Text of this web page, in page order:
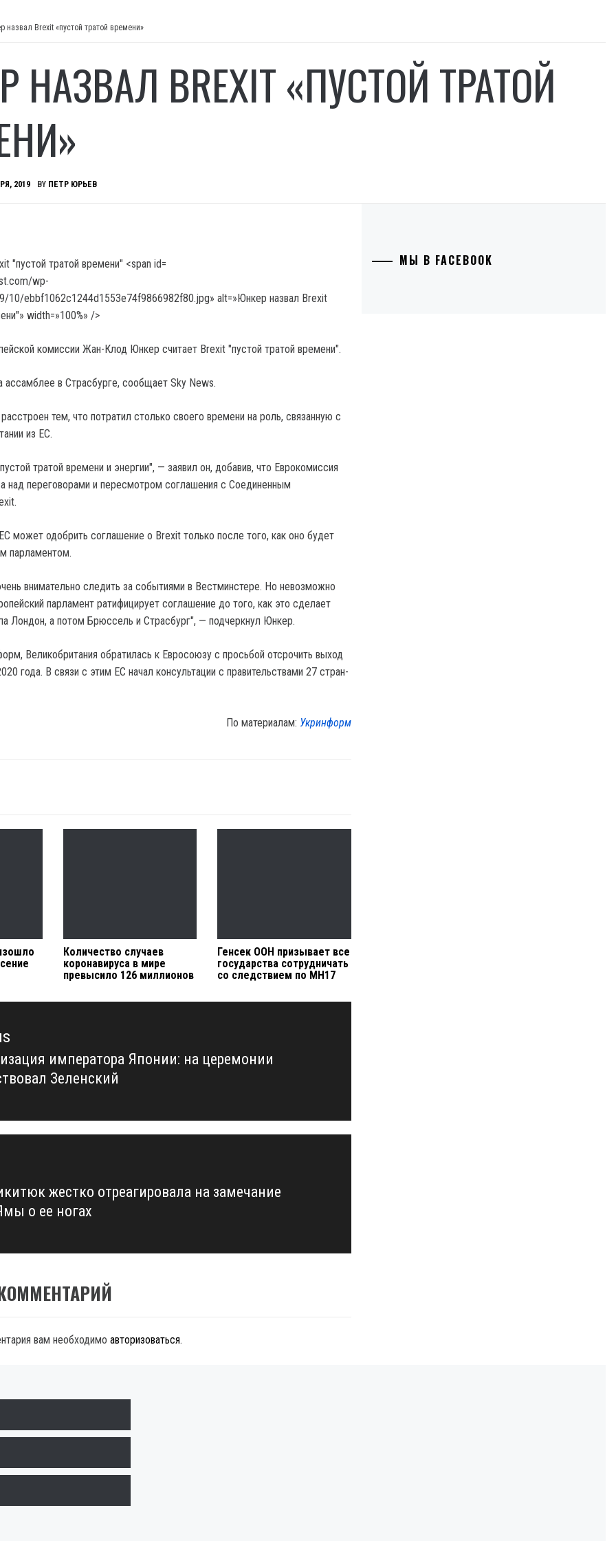
назвал Brexit «пустой тратой времени»
НАЗВАЛ BREXIT «ПУСТОЙ ТРАТОЙ
2019 BY ПЕТР ЮРЬЕВ
wp-
10/ebbf1062c1244d1553e74f9866982f80.jpg» alt=»Юнкер назвал Brexit
width=»100%» />
комиссии Жан-Клод Юнкер считает Brexit "пустой тратой времени".
ассамблее в Страсбурге, сообщает Sky News.
тем, что потратил столько своего времени на роль, связанную с
из ЕС.
тратой времени и энергии", — заявил он, добавив, что Еврокомиссия
над переговорами и пересмотром соглашения с Соединенным
может одобрить соглашение о Brexit только после того, как оно будет
парламентом.
внимательно следить за событиями в Вестминстере. Но невозможно
парламент ратифицирует соглашение до того, как это сделает
Лондон, а потом Брюссель и Страсбург", — подчеркнул Юнкер.
Великобритания обратилась к Евросоюзу с просьбой отсрочить выход
года. В связи с этим ЕС начал консультации с правительствами 27 стран-
По материалам: Укринформ
Количество случаев
коронавируса в мире
превысило 126 миллионов
Генсек ООН призывает все
государства сотрудничать
со следствием по МН17
императора Японии: на церемонии
Зеленский
жестко отреагировала на замечание
о ее ногах
вам необходимо авторизоваться.
МЫ В FACEBOOK